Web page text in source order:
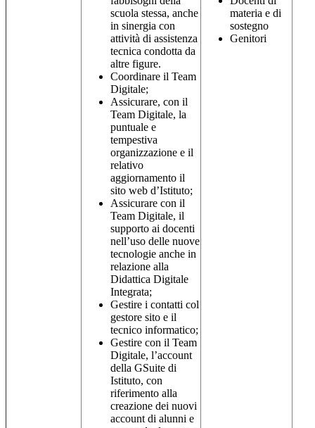
scuola stessa, anche
in sinergia con
attività di assistenza
tecnica condotta da
altre figure.
Coordinare il Team
Digitale;
Assicurare, con il
Team Digitale, la
puntuale e
tempestiva
organizzazione e il
relativo
aggiornamento il
sito web d’Istituto;
Assicurare con il
Team Digitale, il
supporto ai docenti
nell’uso delle nuove
tecnologie anche in
relazione alla
Didattica Digitale
Integrata;
Gestire i contatti col
gestore sito e il
tecnico informatico;
Gestire con il Team
Digitale, l’account
della GSuite di
Istituto, con
riferimento alla
creazione dei nuovi
account di alunni e
materia e di
sostegno
Genitori